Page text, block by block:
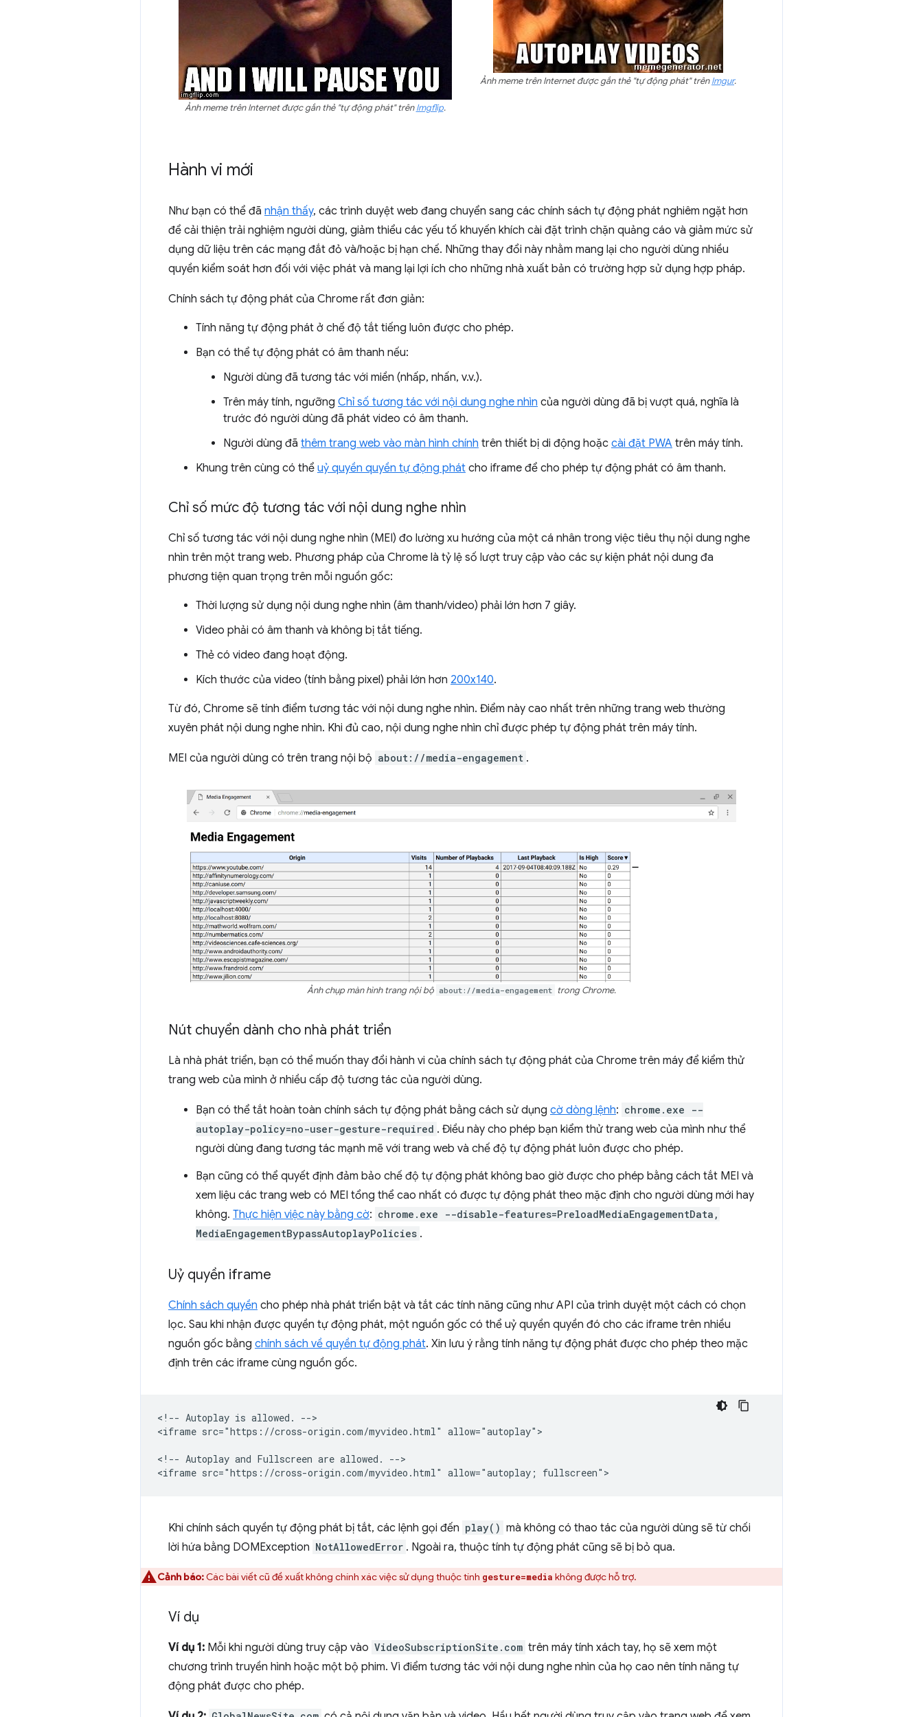
Ảnh meme trên Internet được gắn thẻ "tự động phát" trênImgflip.
Ảnh meme trên Internet được gắn thẻ "tự động phát" trênImgur.
Hành vi mới
Như bạn có thể đã nhận thấy, các trình duyệt web đang chuyển sang các chính sách tự động phát nghiêm ngặt hơn
để cải thiện trải nghiệm người dùng, giảm thiểu các yếu tố khuyến khích cài đặt trình chặn quảng cáo và giảm mức sử
dụng dữ liệu trên các mạng đắt đỏ và/hoặc bị hạn chế. Những thay đổi này nhằm mang lại cho người dùng nhiều
quyền kiểm soát hơn đối với việc phát và mang lại lợi ích cho những nhà xuất bản có trường hợp sử dụng hợp pháp.
Chính sách tự động phát của Chrome rất đơn giản:
Tính năng tự động phát ở chế độ tắt tiếng luôn được cho phép.
Bạn có thể tự động phát có âm thanh nếu:
Người dùng đã tương tác với miền (nhấp, nhấn, v.v.).
Trên máy tính, ngưỡng Chỉ số tương tác với nội dung nghe nhìn của người dùng đã bị vượt quá, nghĩa là
trước đó người dùng đã phát video có âm thanh.
Người dùng đã thêm trang web vào màn hình chính trên thiết bị di động hoặc cài đặt PWA trên máy tính.
Khung trên cùng có thể uỷ quyền quyền tự động phát cho iframe để cho phép tự động phát có âm thanh.
Chỉ số mức độ tương tác với nội dung nghe nhìn
Chỉ số tương tác với nội dung nghe nhìn (MEI) đo lường xu hướng của một cá nhân trong việc tiêu thụ nội dung nghe
nhìn trên một trang web. Phương pháp của Chrome là tỷ lệ số lượt truy cập vào các sự kiện phát nội dung đa
phương tiện quan trọng trên mỗi nguồn gốc:
Thời lượng sử dụng nội dung nghe nhìn (âm thanh/video) phải lớn hơn 7 giây.
Video phải có âm thanh và không bị tắt tiếng.
Thẻ có video đang hoạt động.
Kích thước của video (tính bằng pixel) phải lớn hơn 200x140.
Từ đó, Chrome sẽ tính điểm tương tác với nội dung nghe nhìn. Điểm này cao nhất trên những trang web thường
xuyên phát nội dung nghe nhìn. Khi đủ cao, nội dung nghe nhìn chỉ được phép tự động phát trên máy tính.
MEI của người dùng có trên trang nội bộ about://media-engagement .
Ảnh chụp màn hình trang nội bộ about://media-engagement trong Chrome.
Nút chuyển dành cho nhà phát triển
Là nhà phát triển, bạn có thể muốn thay đổi hành vi của chính sách tự động phát của Chrome trên máy để kiểm thử
trang web của mình ở nhiều cấp độ tương tác của người dùng.
Bạn có thể tắt hoàn toàn chính sách tự động phát bằng cách sử dụng cờ dòng lệnh: chrome.exe --
autoplay-policy=no-user-gesture-required . Điều này cho phép bạn kiểm thử trang web của mình như thể
người dùng đang tương tác mạnh mẽ với trang web và chế độ tự động phát luôn được cho phép.
Bạn cũng có thể quyết định đảm bảo chế độ tự động phát không bao giờ được cho phép bằng cách tắt MEI và
xem liệu các trang web có MEI tổng thể cao nhất có được tự động phát theo mặc định cho người dùng mới hay
không. Thực hiện việc này bằng cờ: chrome.exe --disable-features=PreloadMediaEngagementData,
MediaEngagementBypassAutoplayPolicies .
Uỷ quyền iframe
Chính sách quyền cho phép nhà phát triển bật và tắt các tính năng cũng như API của trình duyệt một cách có chọn
lọc. Sau khi nhận được quyền tự động phát, một nguồn gốc có thể uỷ quyền quyền đó cho các iframe trên nhiều
nguồn gốc bằng chính sách về quyền tự động phát. Xin lưu ý rằng tính năng tự động phát được cho phép theo mặc
định trên các iframe cùng nguồn gốc.
<!-- Autoplay is allowed. -->
<iframe src="https://cross-origin.com/myvideo.html" allow="autoplay">
<!-- Autoplay and Fullscreen are allowed. -->
Khi chính sách quyền tự động phát bị tắt, các lệnh gọi đến play() mà không có thao tác của người dùng sẽ từ chối
lời hứa bằng DOMException NotAllowedError . Ngoài ra, thuộc tính tự động phát cũng sẽ bị bỏ qua.
Cảnh báo:Các bài viết cũ đề xuất không chính xác việc sử dụng thuộc tính gesture=media không được hỗ trợ.
Ví dụ
Ví dụ 1: Mỗi khi người dùng truy cập vào VideoSubscriptionSite.com trên máy tính xách tay, họ sẽ xem một
chương trình truyền hình hoặc một bộ phim. Vì điểm tương tác với nội dung nghe nhìn của họ cao nên tính năng tự
động phát được cho phép.